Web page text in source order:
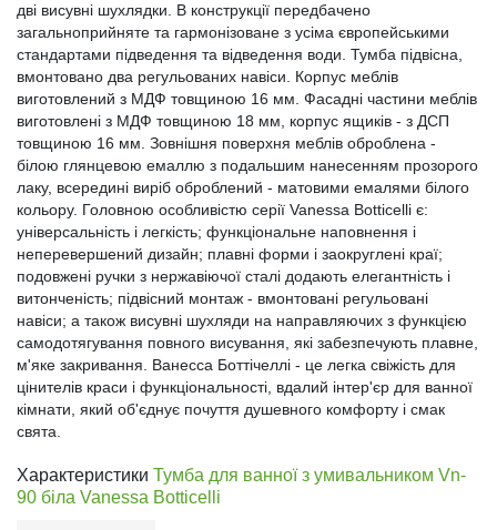
дві висувні шухлядки. В конструкції передбачено
загальноприйняте та гармонізоване з усіма європейськими
стандартами підведення та відведення води. Тумба підвісна,
вмонтовано два регульованих навіси. Корпус меблів
виготовлений з МДФ товщиною 16 мм. Фасадні частини меблів
виготовлені з МДФ товщиною 18 мм, корпус ящиків - з ДСП
товщиною 16 мм. Зовнішня поверхня меблів оброблена -
білою глянцевою емаллю з подальшим нанесенням прозорого
лаку, всередині виріб оброблений - матовими емалями білого
кольору. Головною особливістю серії Vanessa Botticelli є:
універсальність і легкість; функціональне наповнення і
неперевершений дизайн; плавні форми і заокруглені краї;
подовжені ручки з нержавіючої сталі додають елегантність і
витонченість; підвісний монтаж - вмонтовані регульовані
навіси; а також висувні шухляди на направляючих з функцією
самодотягування повного висування, які забезпечують плавне,
м'яке закривання. Ванесса Боттічеллі - це легка свіжість для
цінителів краси і функціональності, вдалий інтер'єр для ванної
кімнати, який об'єднує почуття душевного комфорту і смак
свята.
Характеристики Тумба для ванної з умивальником Vn-
90 біла Vanessa Botticelli